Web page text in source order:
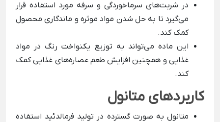
در شربت‌های سرماخوردگی و سرفه مورد استفاده قرار
می‌گیرد تا به حل شدن مواد موثره و ماندگاری محصول
کمک کند.
این ماده می‌تواند به توزیع یکنواخت رنگ در مواد
غذایی و همچنین افزایش طعم عصاره‌های غذایی کمک
کند.
کاربردهای متانول
متانول به صورت گسترده در تولید فرمالدئید استفاده